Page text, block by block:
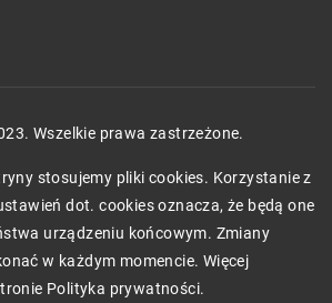
Wszelkie prawa zastrzeżone.
stosujemy pliki cookies. Korzystanie z
dot. cookies oznacza, że będą one
urządzeniu końcowym. Zmiany
w każdym momencie. Więcej
Polityka prywatności.